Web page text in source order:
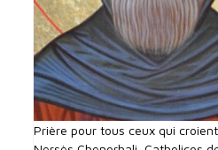
Prière pour tous ceux qui